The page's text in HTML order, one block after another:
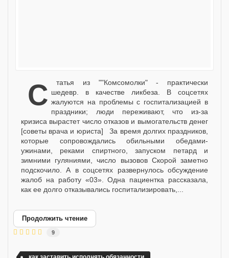
статья из ""Комсомолки" - практически шедевр. в качестве ликбеза. В соцсетях
жалуются на проблемы с госпитализацией в
праздники; люди переживают, что из-за
кризиса вырастет число отказов и вымогательств денег
[советы врача и юриста] За время долгих праздников,
которые сопровождались обильными обедами-
ужинами, реками спиртного, запуском петард и
зимними гуляниями, число вызовов Скорой заметно
подскочило. А в соцсетях развернулось обсуждение
жалоб на работу «03». Одна пациентка рассказала,
как ее долго отказывались госпитализировать,...
Продолжить чтение
9